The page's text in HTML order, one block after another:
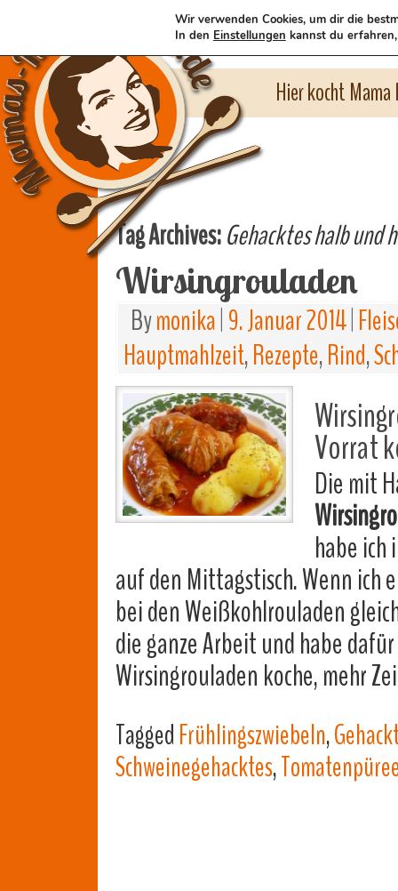
Hier kocht
Tag Archives:Gehacktes halb und
Wirsingrouladen
Bymonika 9. Januar 2014
Hauptmahlzeit,Rezepte,Rind,
Vorrat
Die mit
habe ich
auf den Mittagstisch. Wenn ich
bei den Weißkohlrouladen
die ganze Arbeit und habe
Wirsingrouladen koche, mehr
TaggedFrühlingszwiebeln,
Schweinegehacktes,
Wir verwenden Cookies, um dir die
In den Einstellungen kannst du